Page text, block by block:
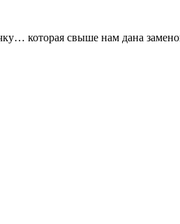
которая свыше нам дана